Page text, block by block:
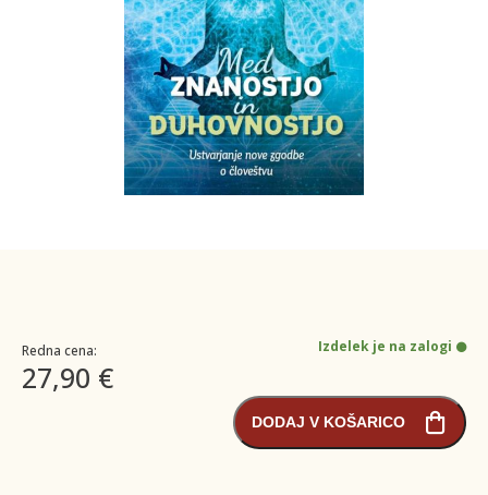
Redna cena:
27,90 €
Izdelek je na zalogi
DODAJ V KOŠARICO